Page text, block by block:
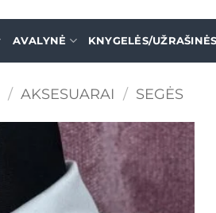
AVALYNĖ KNYGELĖS/UŽRAŠINĖS
/ AKSESUARAI / SEGĖS
Mėgstamiausias